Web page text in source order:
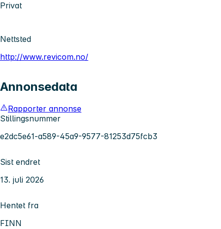
Privat
Nettsted
http://www.revicom.no/
Annonsedata
Rapporter annonse
Stillingsnummer
e2dc5e61-a589-45a9-9577-81253d75fcb3
Sist endret
13. juli 2026
Hentet fra
FINN